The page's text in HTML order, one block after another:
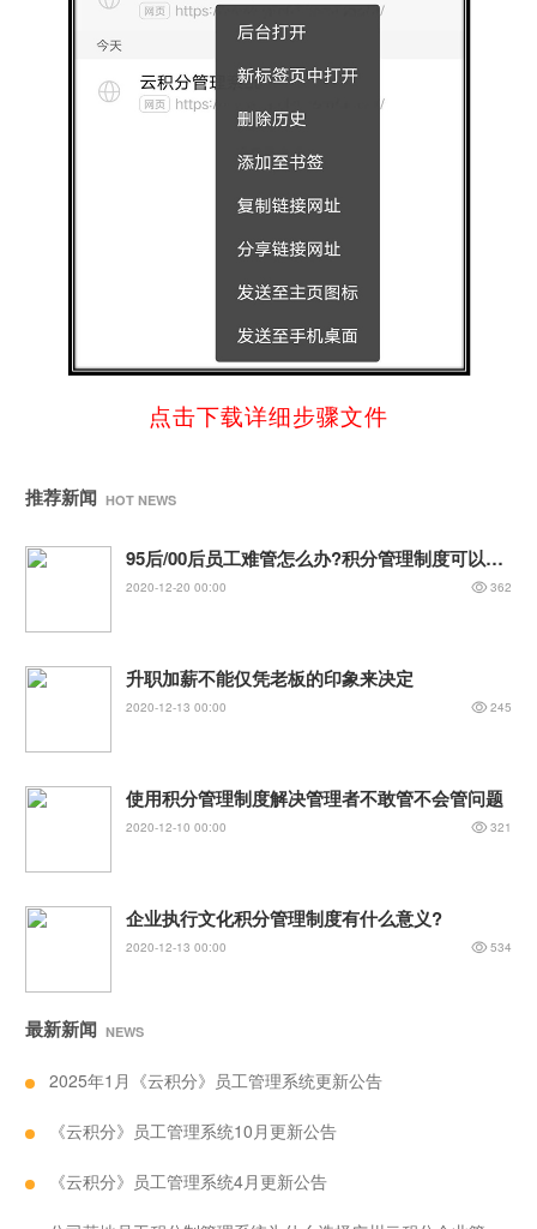
点击下载详细步骤文件
推荐新闻 HOT NEWS
95后/00后员工难管怎么办?积分管理制度可以帮您解决问题
2020-12-20 00:00 362
升职加薪不能仅凭老板的印象来决定
2020-12-13 00:00 245
使用积分管理制度解决管理者不敢管不会管问题
2020-12-10 00:00 321
企业执行文化积分管理制度有什么意义?
2020-12-13 00:00 534
最新新闻 NEWS
2025年1月《云积分》员工管理系统更新公告
《云积分》员工管理系统10月更新公告
《云积分》员工管理系统4月更新公告